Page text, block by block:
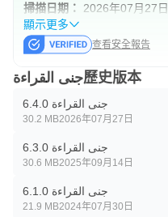
掃描日期：
2026年07月27日
顯示更多
查看安全報告
جنى القراءة歷史版本
جنى القراءة 6.4.0
30.2 MB2026年07月27日
جنى القراءة 6.3.0
30.6 MB2025年09月14日
جنى القراءة 6.1.0
21.9 MB2024年07月30日